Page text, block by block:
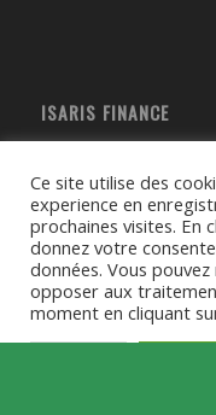
ISARIS FINANCE
60200 Compiègne
T : 03 65 98 07 11
E- mail :
Mentions légales
Ce site utilise des
experience en
prochaines visites. En
donnez votre
données. Vous
opposer aux
moment en cliquant